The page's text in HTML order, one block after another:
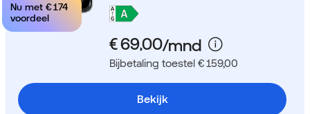
Nu met € 174
voordeel
Bijbetaling toestel € 159,00
Bekijk